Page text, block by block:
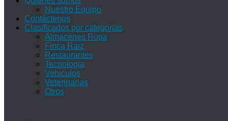
Nuestro Equipo
Contáctenos
Clasificados por categorias
Almacenes Ropa
Finca Raiz
Restaurantes
Tecnologia
Vehiculos
Veterinarias
Otros